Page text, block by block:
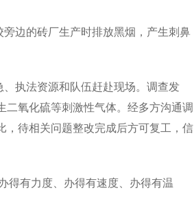
边的砖厂生产时排放黑烟，产生刺鼻
执法资源和队伍赶赴现场。调查发
氧化硫等刺激性气体。经多方沟通调
，待相关问题整改完成后方可复工，信
有力度、办得有速度、办得有温